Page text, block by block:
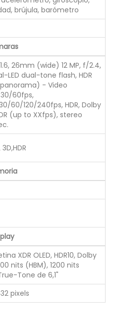
brújula, barómetro
26mm (wide) 12 MP, f/2.4,
LED dual-tone flash, HDR
- Video
60fps,
60/120/240fps, HDR, Dolby
(up to XXfps), stereo
3D,HDR
XDR OLED, HDR10, Dolby
nits (HBM), 1200 nits
Tone de 6,1"
pixels